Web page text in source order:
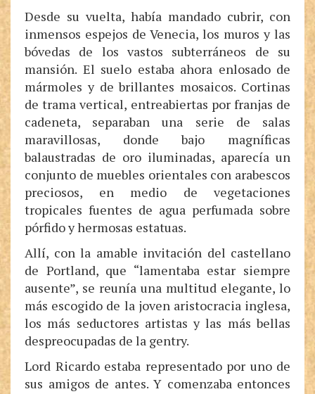
Desde su vuelta, había mandado cubrir, con
inmensos espejos de Venecia, los muros y las
bóvedas de los vastos subterráneos de su
mansión. El suelo estaba ahora enlosado de
mármoles y de brillantes mosaicos. Cortinas
de trama vertical, entreabiertas por franjas de
cadeneta, separaban una serie de salas
maravillosas, donde bajo magníficas
balaustradas de oro iluminadas, aparecía un
conjunto de muebles orientales con arabescos
preciosos, en medio de vegetaciones
tropicales fuentes de agua perfumada sobre
pórfido y hermosas estatuas.
Allí, con la amable invitación del castellano
de Portland, que “lamentaba estar siempre
ausente”, se reunía una multitud elegante, lo
más escogido de la joven aristocracia inglesa,
los más seductores artistas y las más bellas
despreocupadas de la gentry.
Lord Ricardo estaba representado por uno de
sus amigos de antes. Y comenzaba entonces